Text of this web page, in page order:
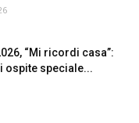
“Mi ricordi casa”:
ospite speciale...